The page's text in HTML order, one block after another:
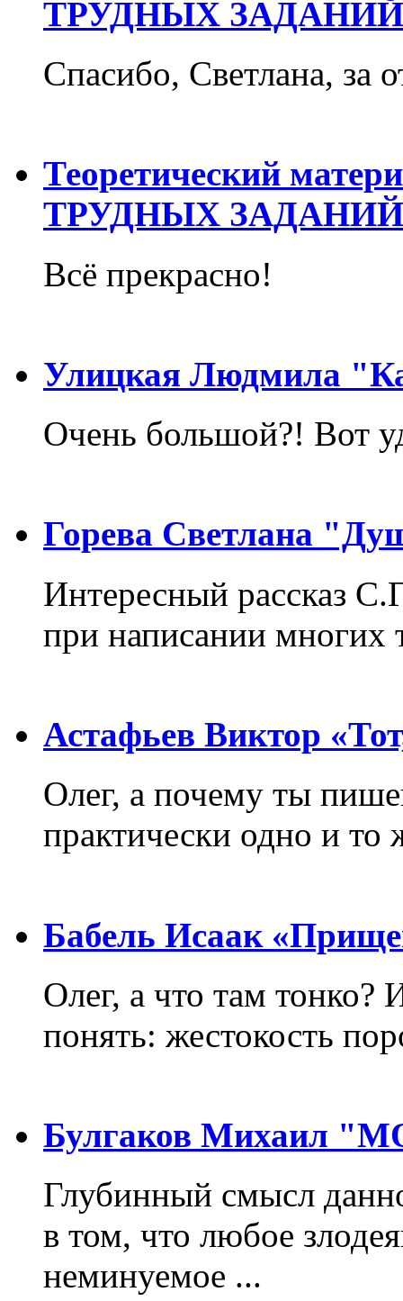
ТРУДНЫХ
Спасибо, Светлана, за
Теоретический
ТРУДНЫХ
Всё прекрасно!
Улицкая Людмила
Очень большой?! Вот
Горева Светлана
Интересный рассказ
при написании многих
Астафьев Виктор
Олег, а почему ты
практически одно и то
Бабель Исаак
Олег, а что там тонко?
понять: жестокость
Булгаков Михаил
Глубинный смысл
в том, что любое
неминуемое ...